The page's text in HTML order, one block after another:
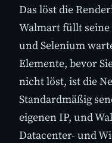
Das löst die
Walmart füllt
und Selenium
Elemente, bevor
nicht löst, ist die
Standardmäßig
eigenen IP, und
Datacenter- und